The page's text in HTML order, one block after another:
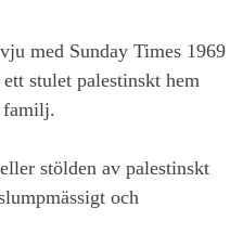
med Sunday Times 1969
stulet palestinskt hem
familj.
stölden av palestinskt
och